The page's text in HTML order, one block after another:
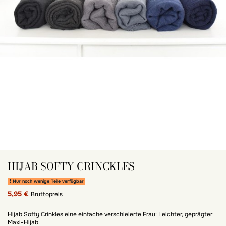
HIJAB SOFTY CRINCKLES
Nur noch wenige Teile verfügbar
5,95 € Bruttopreis
Hijab Softy Crinkles eine einfache verschleierte Frau: Leichter, geprägter
Maxi-Hijab.